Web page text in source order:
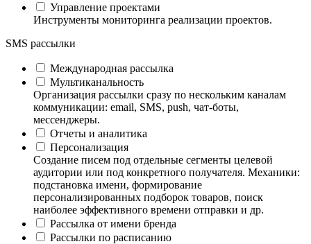
Управление проектами
Инструменты мониторинга реализации проектов.
SMS рассылки
Международная рассылка
Мультиканальность
Организация рассылки сразу по нескольким каналам
коммуникации: email, SMS, push, чат-боты,
мессенджеры.
Отчеты и аналитика
Персонализация
Создание писем под отдельные сегменты целевой
аудитории или под конкретного получателя. Механики:
подстановка имени, формирование
персонализированных подборок товаров, поиск
наиболее эффективного времени отправки и др.
Рассылка от имени бренда
Рассылки по расписанию